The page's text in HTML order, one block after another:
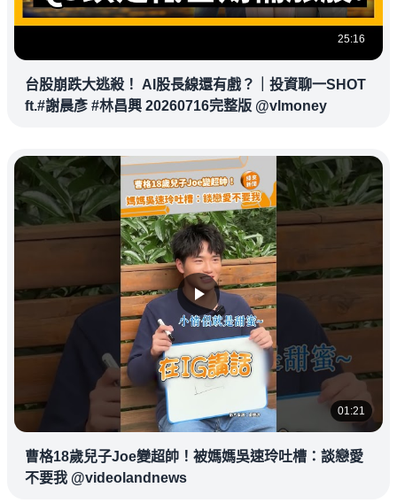
25:16
台股崩跌大逃殺！ AI股長線還有戲？｜投資聊一SHOT
ft.#謝晨彥 #林昌興 20260716完整版 @vlmoney
01:21
曹格18歲兒子Joe變超帥！被媽媽吳速玲吐槽：談戀愛
不要我 @videolandnews